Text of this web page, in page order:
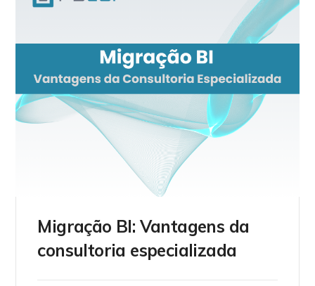
Migração BI: Vantagens da
consultoria especializada